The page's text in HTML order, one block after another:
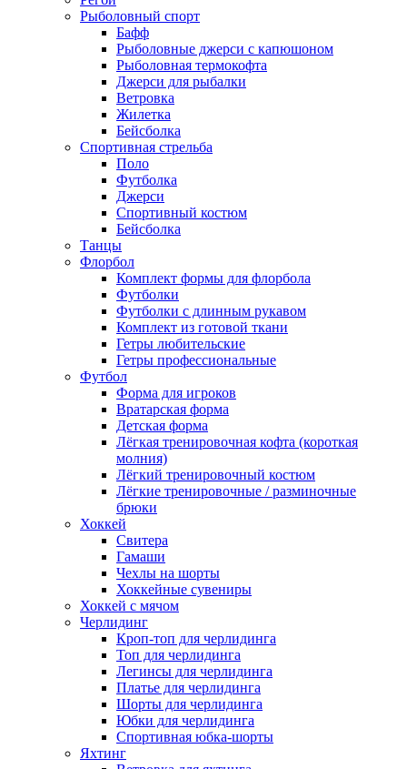
Рыболовный спорт
Бафф
Рыболовные джерси с капюшоном
Рыболовная термокофта
Джерси для рыбалки
Ветровка
Жилетка
Бейсболка
Спортивная стрельба
Поло
Футболка
Джерси
Спортивный костюм
Бейсболка
Танцы
Флорбол
Комплект формы для флорбола
Футболки
Футболки с длинным рукавом
Комплект из готовой ткани
Гетры любительские
Гетры профессиональные
Футбол
Форма для игроков
Вратарская форма
Детская форма
Лёгкая тренировочная кофта (короткая
молния)
Лёгкий тренировочный костюм
Лёгкие тренировочные / разминочные
брюки
Хоккей
Свитера
Гамаши
Чехлы на шорты
Хоккейные сувениры
Хоккей с мячом
Черлидинг
Кроп-топ для черлидинга
Топ для черлидинга
Легинсы для черлидинга
Платье для черлидинга
Шорты для черлидинга
Юбки для черлидинга
Спортивная юбка-шорты
Яхтинг